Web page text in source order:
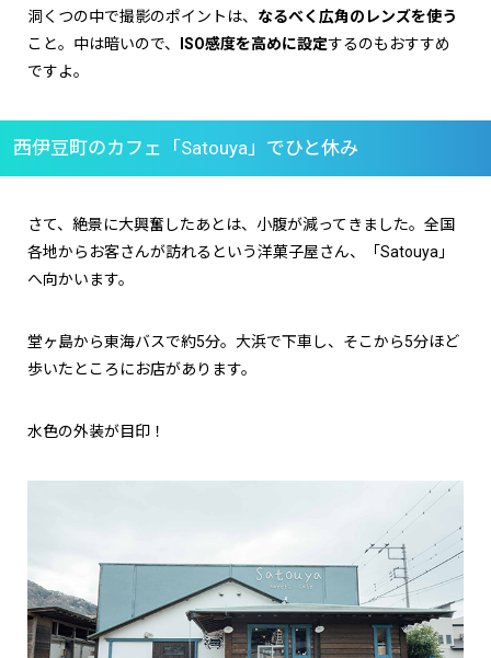
洞くつの中で撮影のポイントは、 なるべく広角のレンズを使う
こと。中は暗いので、 ISO感度を高めに設定するのもおすすめ
ですよ。
西伊豆町のカフェ「Satouya」でひと休み
さて、絶景に大興奮したあとは、小腹が減ってきました。全国
各地からお客さんが訪れるという洋菓子屋さん、「Satouya」
へ向かいます。
堂ヶ島から東海バスで約5分。大浜で下車し、そこから5分ほど
歩いたところにお店があります。
水色の外装が目印！